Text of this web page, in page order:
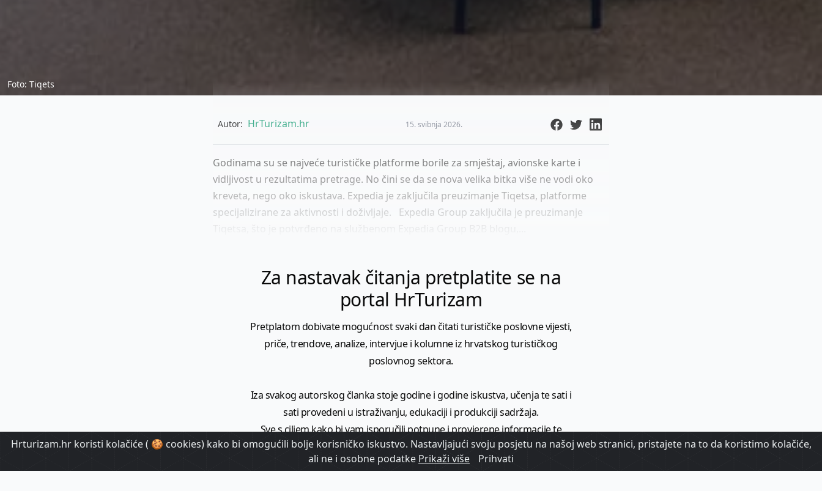
Foto: Tiqets
Autor: HrTurizam.hr 15. svibnja 2026.
Godinama su se najveće turističke platforme borile za smještaj, avionske karte i
vidljivost u rezultatima pretrage. No čini se da se nova velika bitka više ne vodi oko
kreveta, nego oko iskustava. Expedia je zaključila preuzimanje Tiqetsa, platforme
specijalizirane za aktivnosti i doživljaje. Expedia Group zaključila je preuzimanje
Za nastavak čitanja pretplatite se na
portal HrTurizam
Pretplatom dobivate mogućnost svaki dan čitati turističke poslovne vijesti,
priče, trendove, analize, intervjue i kolumne iz hrvatskog turističkog
poslovnog sektora.
Iza svakog autorskog članka stoje godine i godine iskustva, učenja te sati i
sati provedeni u istraživanju, edukaciji i produkciji sadržaja.
Sve s ciljem kako bi vam isporučili potpune i provjerene informacije te
donijeli širi kontekst turističkih vijesti i trendova.
Hrturizam.hr koristi kolačiće ( 🍪 cookies) kako bi omogućili bolje korisničko iskustvo. Nastavljajući svoju posjetu na našoj web stranici, pristajete na to da koristimo kolačiće,
ali ne i osobne podatke Prikaži više Prihvati